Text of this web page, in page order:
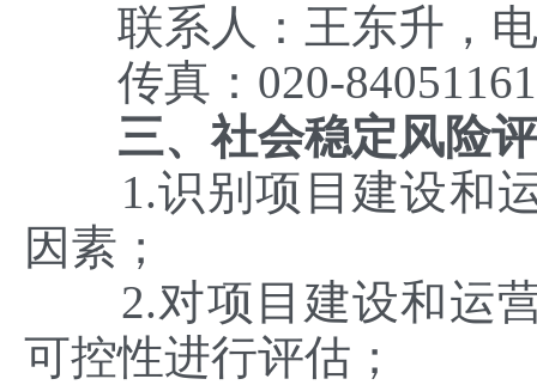
联系人：王东升，
传真：020-
三、社会稳定风险
1.识别项目建设和运
因素；
2.对项目建设和运营
可控性进行评估；